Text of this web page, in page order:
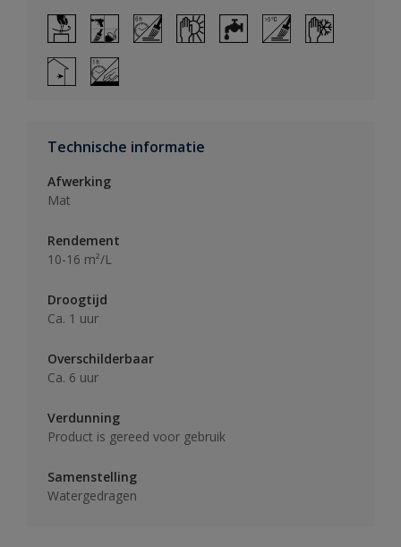
Technische informatie
Afwerking
Mat
Rendement
10-16 m²/L
Droogtijd
Ca. 1 uur
Overschilderbaar
Ca. 6 uur
Verdunning
Product is gereed voor gebruik
Samenstelling
Watergedragen